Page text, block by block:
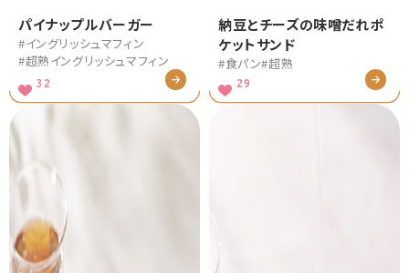
パイナップルバーガー
#イングリッシュマフィン
#超熟イングリッシュマフィン
32
納豆とチーズの味噌だれポ
ケットサンド
#食パン#超熟
29